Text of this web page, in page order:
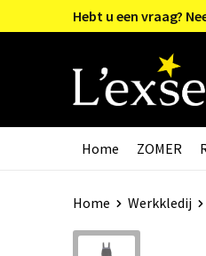
Hebt u een vraag?
Home ZOMER
Home Werkkledij